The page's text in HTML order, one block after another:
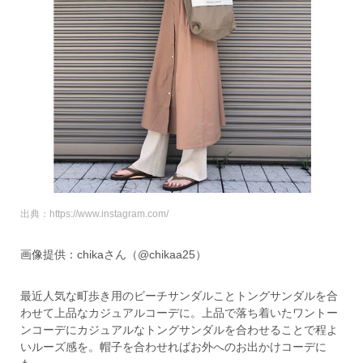
出典：https://www.instagram.com/
画像提供：chikaさん（@chikaa25）
最近人気な町歩き用のビーチサンダルことトングサンダルを合
わせて上品なカジュアルコーデに。上品で落ち着いたワントー
ンコーデにカジュアルなトングサンダルを合わせることで程よ
いルーズ感を。帽子を合わせればお外へのお出かけコーデに